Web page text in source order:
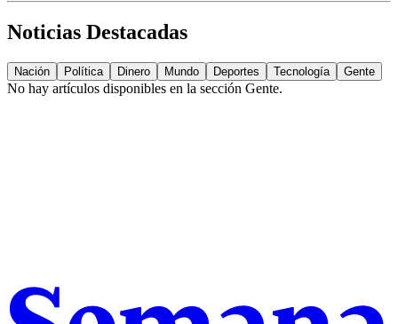
Noticias Destacadas
Nación Política Dinero Mundo Deportes Tecnología Gente
No hay artículos disponibles en la sección Gente.